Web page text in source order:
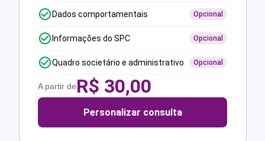
Dados comportamentais Opcional
Informações do SPC Opcional
Quadro societário e administrativo Opcional
A partir deR$ 30,00
Personalizar consulta